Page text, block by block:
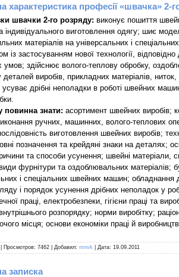
характеристика професії «швачка» 2-
швачки 2-го розряду: виконує пошиття
виготовлення одягу; шиє
матеріалів на універсальних і
із застосуванням нової технології,
умов; здійснює волого-теплову обробку,
деталей виробів, прикладних матеріалів, ниток,
усуває дрібні неполадки в роботі швейних
повинна знати: асортимент швейних виробів;
ручних, машинних, волого-теплових
виготовлення швейних виробів;
позначення та крейдяні знаки на деталях;
та способи усунення; швейні матеріали,
фурнітури та оздоблювальних матеріалів;
і спеціальних швейних машин; обладнання
і порядок усунення дрібних неполадок у
праці, електробезпеки, гігієни праці та
розпорядку; норми виробітку;
місця; основи економіки праці й
| Просмотров: 7462 | Добавил: mnvk | Дата: 19.09.2011
записка